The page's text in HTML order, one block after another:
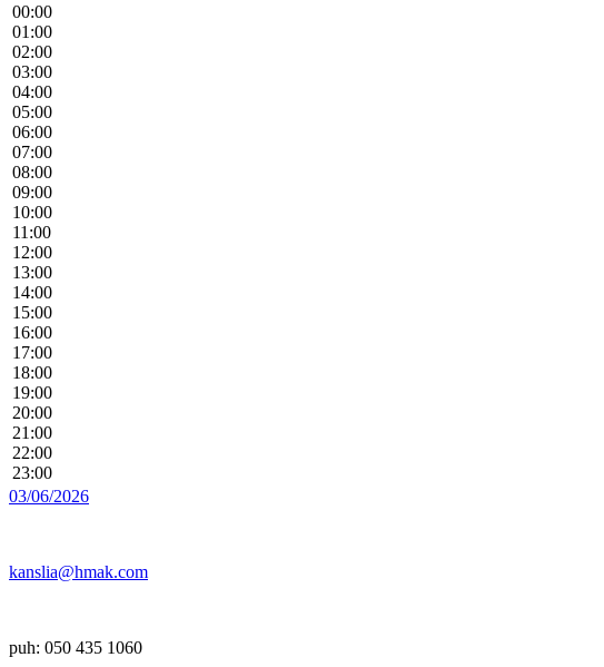
00:00
01:00
02:00
03:00
04:00
05:00
06:00
07:00
08:00
09:00
10:00
11:00
12:00
13:00
14:00
15:00
16:00
17:00
18:00
19:00
20:00
21:00
22:00
23:00
03/06/2026
kanslia@hmak.com
puh: 050 435 1060